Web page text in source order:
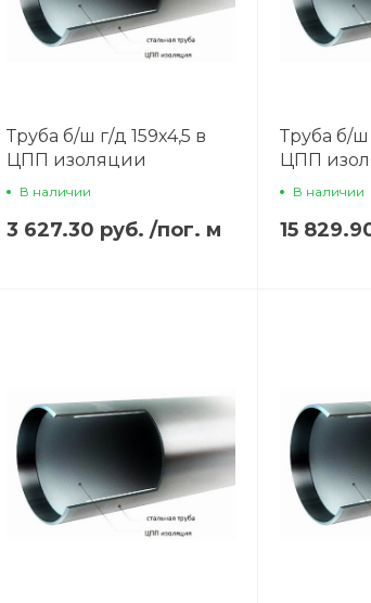
Труба б/ш г/д 159х4,5 в
ЦПП изоляции
В наличии
3 627.30 руб. /пог. м
Труба б/ш
ЦПП
В наличии
15